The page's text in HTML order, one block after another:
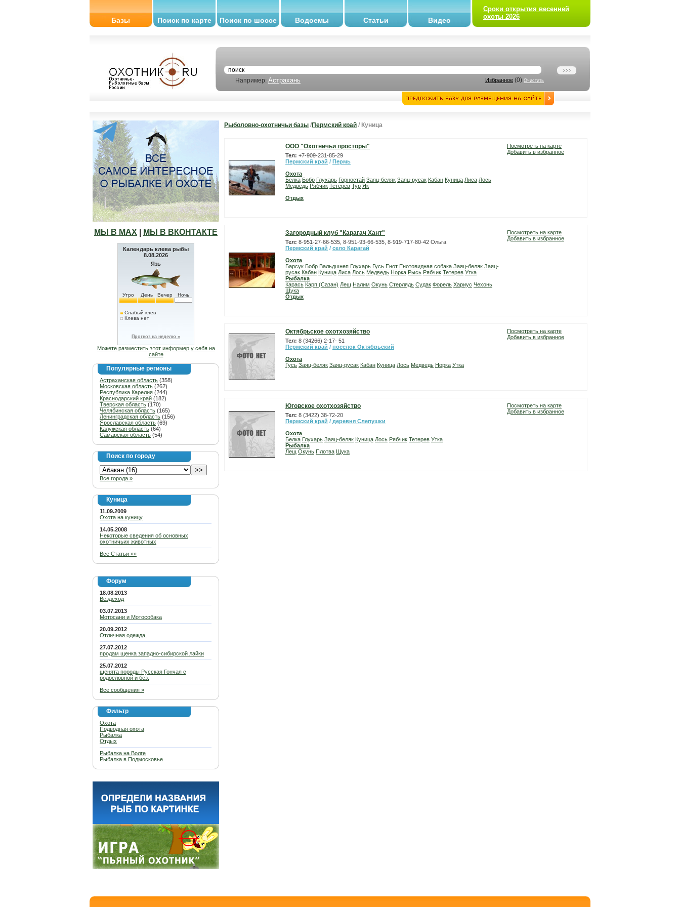
Базы Поиск по карте Поиск по шоссе Водоемы Статьи Видео
Сроки открытия весенней
охоты 2026
Например: Астрахань Избранное (0) Очистить
МЫ В МАХ МЫ В ВКОНТАКТЕ
Календарь клева рыбы
8.08.2026
Язь
Утро День Вечер Ночь
Слабый клев
Клева нет
Прогноз на неделю »
Можете разместить этот информер у себя на
сайте
Популярные регионы
Астраханская область (358)
Московская область (262)
Республика Карелия (244)
Краснодарский край (182)
Тверская область (170)
Челябинская область (165)
Ленинградская область (156)
Ярославская область (69)
Калужская область (64)
Самарская область (54)
Поиск по городу
Все города »
Куница
11.09.2009
Охота на куницу
14.05.2008
Некоторые сведения об основных
охотничьих животных
Все Статьи »»
Форум
18.08.2013
Вездеход
03.07.2013
Мотосани и Мотособака
20.09.2012
Отличная одежда.
27.07.2012
продам щенка западно-сибирской лайки
25.07.2012
щенята породы Русская Гончая с
родословной и без.
Все сообщения »
Фильтр
Охота
Подводная охота
Рыбалка
Отдых
Рыбалка на Волге
Рыбалка в Подмосковье
Рыболовно-охотничьи базы /Пермский край / Куница
ООО "Охотничьи просторы"
Тел: +7-909-231-85-29
Пермский край / Пермь
Охота
Белка Бобр Глухарь Горностай Заяц-беляк Заяц-русак Кабан Куница Лиса Лось
Медведь Рябчик Тетерев Тур Як
Отдых
Посмотреть на карте
Добавить в избранное
Загородный клуб "Карагач Хант"
Тел: 8-951-27-66-535, 8-951-93-66-535, 8-919-717-80-42 Ольга
Пермский край / село Карагай
Охота
Барсук Бобр Вальдшнеп Глухарь Гусь Енот Енотовидная собака Заяц-беляк Заяц-
русак Кабан Куница Лиса Лось Медведь Норка Рысь Рябчик Тетерев Утка
Рыбалка
Карась Карп (Сазан) Лещ Налим Окунь Стерлядь Судак Форель Хариус Чехонь
Щука
Отдых
Посмотреть на карте
Добавить в избранное
Октябрьское охотхозяйство
Тел: 8 (34266) 2-17- 51
Пермский край / поселок Октябрьский
Охота
Гусь Заяц-беляк Заяц-русак Кабан Куница Лось Медведь Норка Утка
Посмотреть на карте
Добавить в избранное
Юговское охотхозяйство
Тел: 8 (3422) 38-72-20
Пермский край / деревня Слепушки
Охота
Белка Глухарь Заяц-беляк Куница Лось Рябчик Тетерев Утка
Рыбалка
Лещ Окунь Плотва Щука
Посмотреть на карте
Добавить в избранное